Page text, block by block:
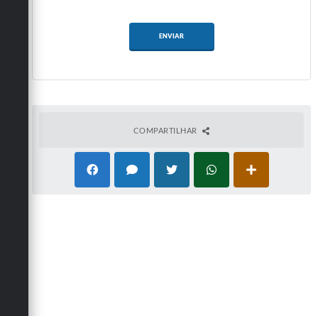
ENVIAR
COMPARTILHAR